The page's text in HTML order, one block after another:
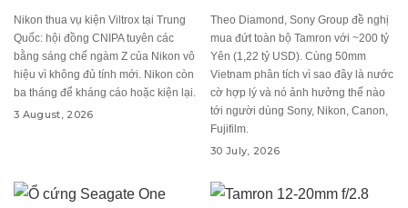
Nikon thua vụ kiện Viltrox tại Trung
Quốc: hội đồng CNIPA tuyên các
bằng sáng chế ngàm Z của Nikon vô
hiệu vì không đủ tính mới. Nikon còn
ba tháng để kháng cáo hoặc kiện lại.
3 August, 2026
Theo Diamond, Sony Group đề nghị
mua đứt toàn bộ Tamron với ~200 tỷ
Yên (1,22 tỷ USD). Cùng 50mm
Vietnam phân tích vì sao đây là nước
cờ hợp lý và nó ảnh hưởng thế nào
tới người dùng Sony, Nikon, Canon,
Fujifilm.
30 July, 2026